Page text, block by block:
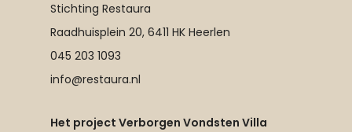
Stichting Restaura
Raadhuisplein 20, 6411 HK Heerlen
045 203 1093
info@restaura.nl
Het project Verborgen Vondsten Villa